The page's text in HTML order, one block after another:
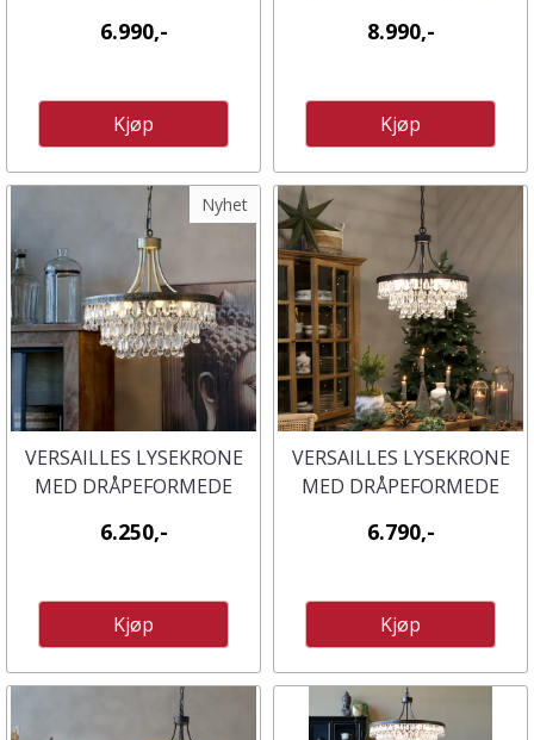
GLASPRISMER
6.990,-
Kjøp
8.990,-
Kjøp
Nyhet
VERSAILLES LYSEKRONE
MED DRÅPEFORMEDE
CHIQUE ANTIQUE
6.250,-
Kjøp
VERSAILLES LYSEKRONE
MED DRÅPEFORMEDE
HØYDE
6.790,-
Kjøp